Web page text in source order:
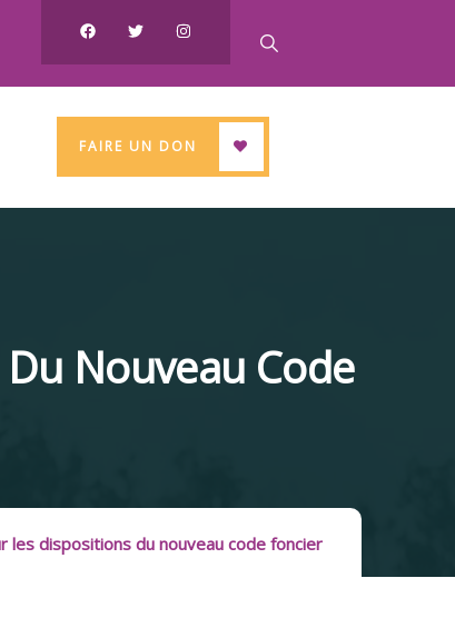
FAIRE UN DON
Nouveau Code
les dispositions du nouveau code foncier